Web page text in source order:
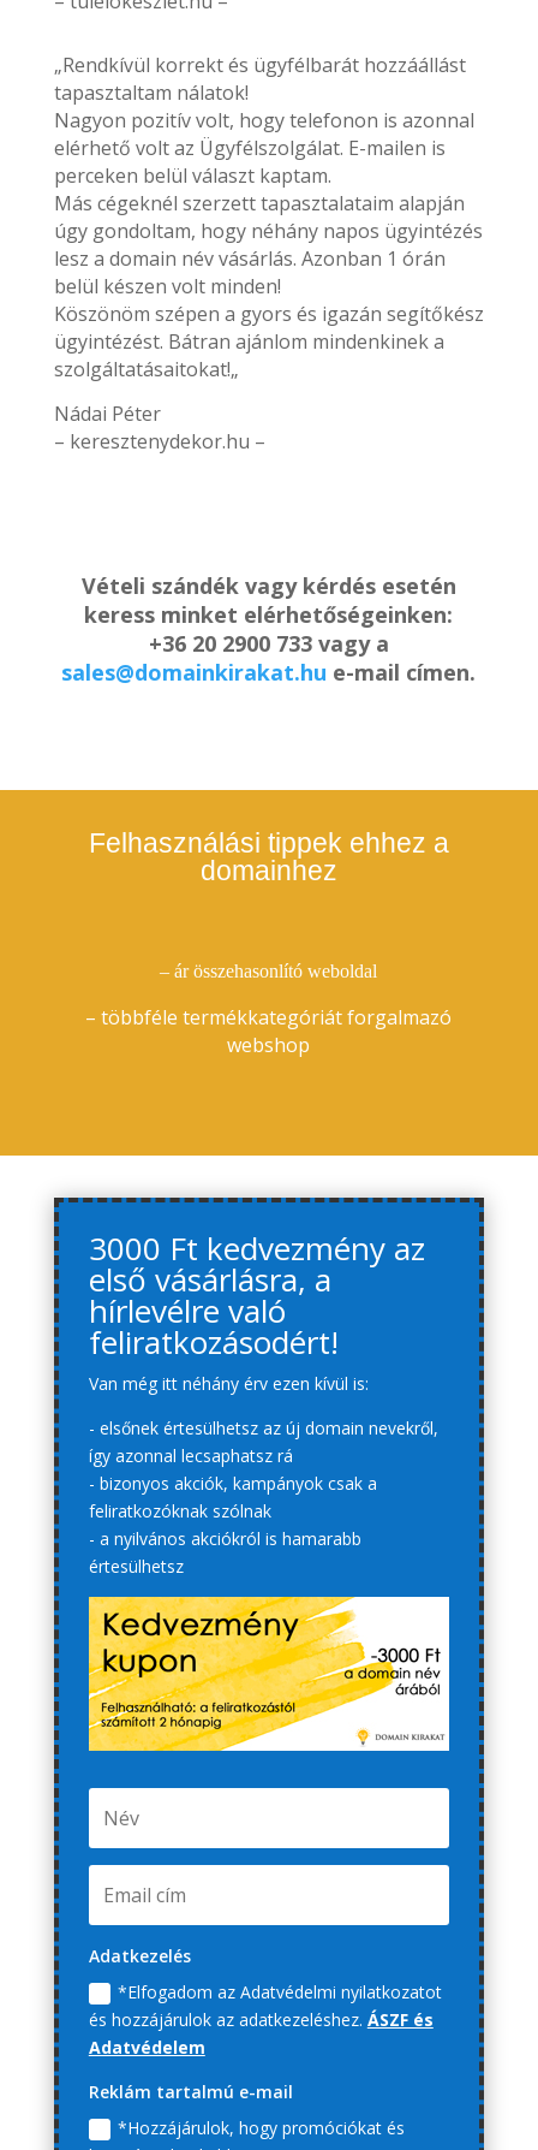
„Rendkívül korrekt és ügyfélbarát hozzáállást
tapasztaltam nálatok!
Nagyon pozitív volt, hogy telefonon is azonnal
elérhető volt az Ügyfélszolgálat. E-mailen is
perceken belül választ kaptam.
Más cégeknél szerzett tapasztalataim alapján
úgy gondoltam, hogy néhány napos ügyintézés
lesz a domain név vásárlás. Azonban 1 órán
belül készen volt minden!
Köszönöm szépen a gyors és igazán segítőkész
ügyintézést. Bátran ajánlom mindenkinek a
szolgáltatásaitokat!„
Nádai Péter
– keresztenydekor.hu –
Vételi szándék vagy kérdés esetén
keress minket elérhetőségeinken:
+36 20 2900 733 vagy a
sales@domainkirakat.hu e-mail címen.
Felhasználási tippek ehhez a
domainhez
– ár összehasonlító weboldal
– többféle termékkategóriát forgalmazó
webshop
3000 Ft kedvezmény az
első vásárlásra, a
hírlevélre való
feliratkozásodért!
Van még itt néhány érv ezen kívül is:
- elsőnek értesülhetsz az új domain nevekről,
így azonnal lecsaphatsz rá
- bizonyos akciók, kampányok csak a
feliratkozóknak szólnak
- a nyilvános akciókról is hamarabb
értesülhetsz
Adatkezelés
*Elfogadom az Adatvédelmi nyilatkozatot
és hozzájárulok az adatkezeléshez. ÁSZF és
Adatvédelem
Reklám tartalmú e-mail
*Hozzájárulok, hogy promóciókat és